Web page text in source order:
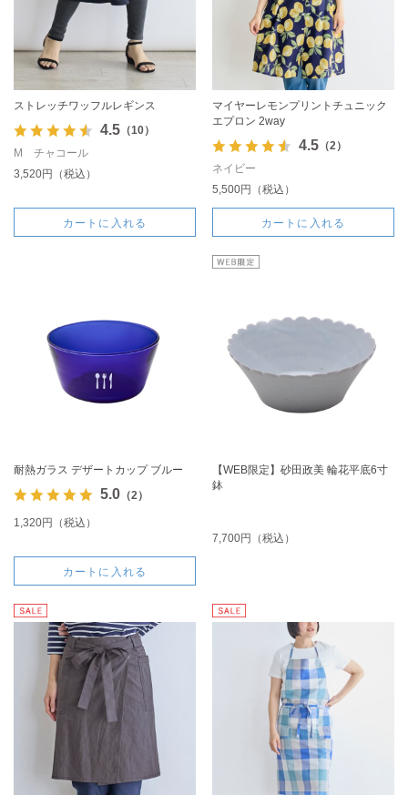
ストレッチワッフルレギンス
4.5（10）
M チャコール
3,520円（税込）
カートに入れる
マイヤーレモンプリントチュニック
エプロン 2way
4.5（2）
ネイビー
5,500円（税込）
カートに入れる
耐熱ガラス デザートカップ ブルー
5.0（2）
1,320円（税込）
カートに入れる
【WEB限定】砂田政美 輪花平底6寸
鉢
7,700円（税込）